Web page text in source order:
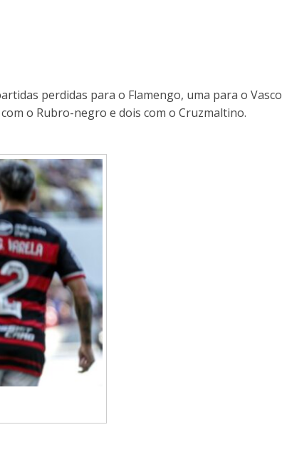
perdidas para o Flamengo, uma para o Vasco
o Rubro-negro e dois com o Cruzmaltino.